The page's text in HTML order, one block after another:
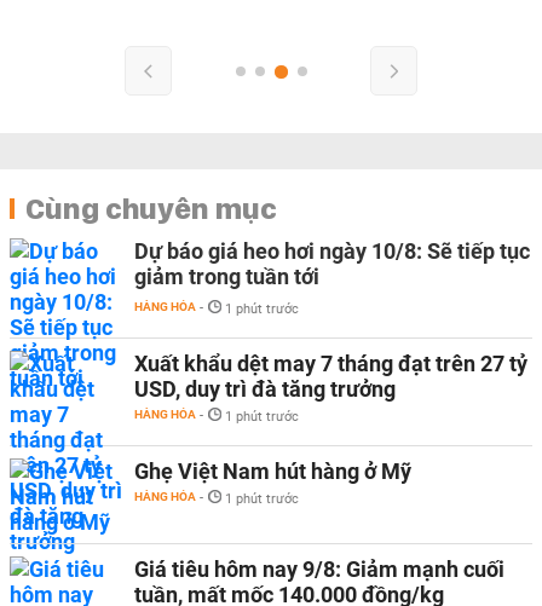
Cùng chuyên mục
Dự báo giá heo hơi ngày 10/8: Sẽ tiếp tục
giảm trong tuần tới
HÀNG HÓA - 1 phút trước
Xuất khẩu dệt may 7 tháng đạt trên 27 tỷ
USD, duy trì đà tăng trưởng
HÀNG HÓA - 1 phút trước
Ghẹ Việt Nam hút hàng ở Mỹ
HÀNG HÓA - 1 phút trước
Giá tiêu hôm nay 9/8: Giảm mạnh cuối
tuần, mất mốc 140.000 đồng/kg